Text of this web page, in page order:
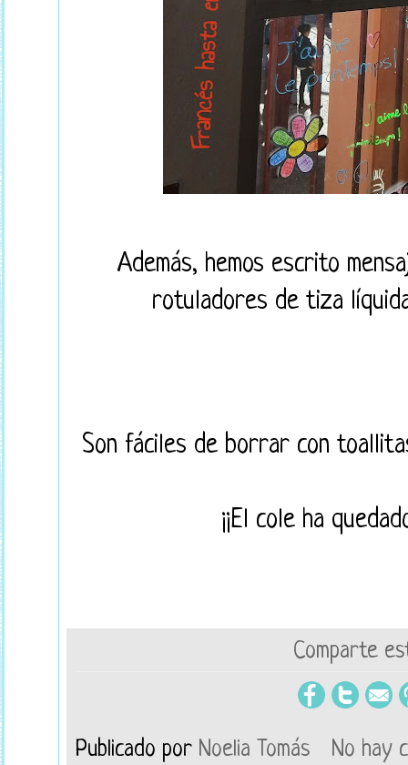
Además, hemos escrito
rotuladores de tiza
Son fáciles de borrar con
¡¡El cole ha
Comparte
Publicado por Noelia Tomás No hay